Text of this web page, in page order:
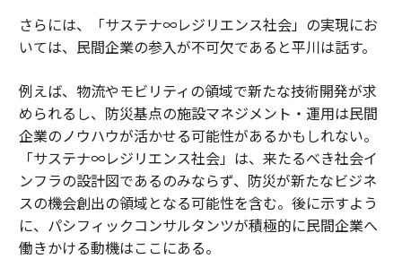
さらには、「サステナ∞レジリエンス社会」の実現にお
いては、民間企業の参入が不可欠であると平川は話す。
例えば、物流やモビリティの領域で新たな技術開発が求
められるし、防災基点の施設マネジメント・運用は民間
企業のノウハウが活かせる可能性があるかもしれない。
「サステナ∞レジリエンス社会」は、来たるべき社会イ
ンフラの設計図であるのみならず、防災が新たなビジネ
スの機会創出の領域となる可能性を含む。後に示すよう
に、パシフィックコンサルタンツが積極的に民間企業へ
働きかける動機はここにある。